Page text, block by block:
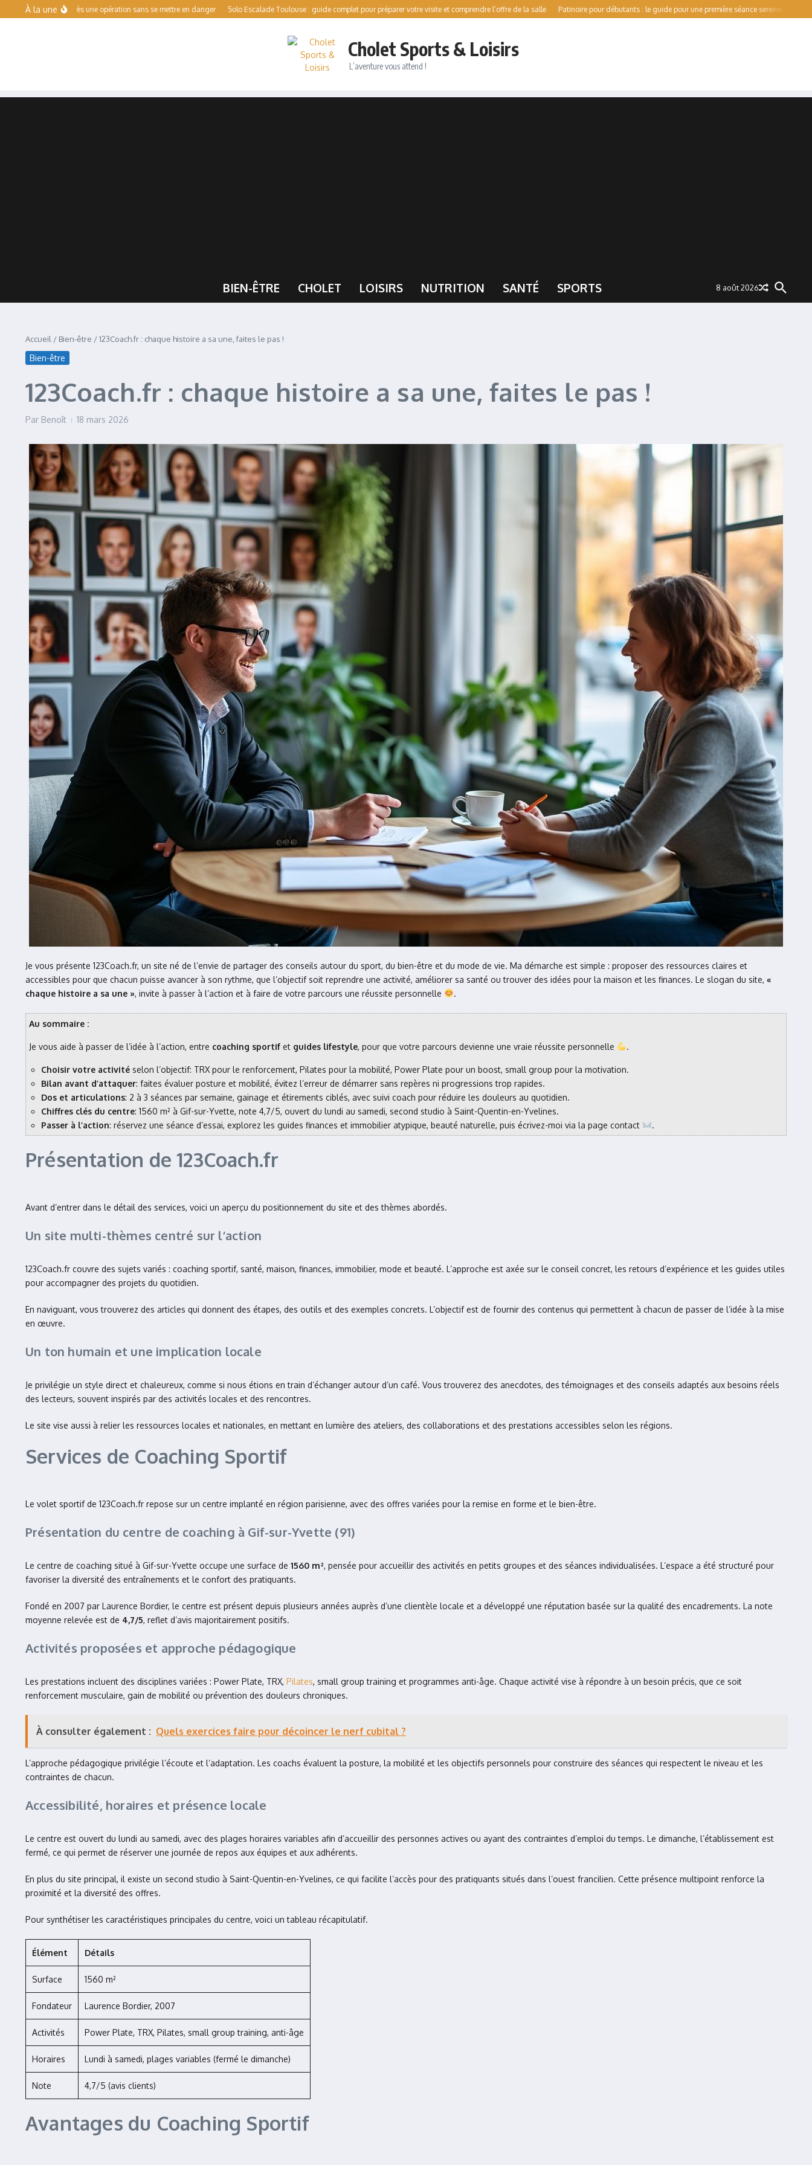
Aller au contenu
À la une
le sport après une opération sans se mettre en danger Solo Escalade Toulouse : guide complet pour préparer votre visite et comprendre l’offre de la salle Patinoire pour débutants : le guide pour une première séance sereine Val de Forme
Cholet Sports & Loisirs
L’aventure vous attend !
BIEN-ÊTRE CHOLET LOISIRS NUTRITION SANTÉ SPORTS 8 août 2026
Accueil / Bien-être /123Coach.fr : chaque histoire a sa une, faites le pas !
Bien-être
123Coach.fr : chaque histoire a sa une, faites le pas !
Par Benoît 18 mars 2026
Je vous présente 123Coach.fr, un site né de l’envie de partager des conseils autour du sport, du bien-être et du mode de vie. Ma démarche est simple : proposer des ressources claires et
accessibles pour que chacun puisse avancer à son rythme, que l’objectif soit reprendre une activité, améliorer sa santé ou trouver des idées pour la maison et les finances. Le slogan du site, «
chaque histoire a sa une », invite à passer à l’action et à faire de votre parcours une réussite personnelle .
Au sommaire :
Je vous aide à passer de l’idée à l’action, entre coaching sportif et guides lifestyle, pour que votre parcours devienne une vraie réussite personnelle .
Choisir votre activité selon l’objectif: TRX pour le renforcement, Pilates pour la mobilité, Power Plate pour un boost, small group pour la motivation.
Bilan avant d’attaquer: faites évaluer posture et mobilité, évitez l’erreur de démarrer sans repères ni progressions trop rapides.
Dos et articulations: 2 à 3 séances par semaine, gainage et étirements ciblés, avec suivi coach pour réduire les douleurs au quotidien.
Chiffres clés du centre: 1560 m² à Gif-sur-Yvette, note 4,7/5, ouvert du lundi au samedi, second studio à Saint-Quentin-en-Yvelines.
Passer à l’action: réservez une séance d’essai, explorez les guides finances et immobilier atypique, beauté naturelle, puis écrivez-moi via la page contact .
Présentation de 123Coach.fr
Avant d’entrer dans le détail des services, voici un aperçu du positionnement du site et des thèmes abordés.
Un site multi-thèmes centré sur l’action
123Coach.fr couvre des sujets variés : coaching sportif, santé, maison, finances, immobilier, mode et beauté. L’approche est axée sur le conseil concret, les retours d’expérience et les guides utiles
pour accompagner des projets du quotidien.
En naviguant, vous trouverez des articles qui donnent des étapes, des outils et des exemples concrets. L’objectif est de fournir des contenus qui permettent à chacun de passer de l’idée à la mise
en œuvre.
Un ton humain et une implication locale
Je privilégie un style direct et chaleureux, comme si nous étions en train d’échanger autour d’un café. Vous trouverez des anecdotes, des témoignages et des conseils adaptés aux besoins réels
des lecteurs, souvent inspirés par des activités locales et des rencontres.
Le site vise aussi à relier les ressources locales et nationales, en mettant en lumière des ateliers, des collaborations et des prestations accessibles selon les régions.
Services de Coaching Sportif
Le volet sportif de 123Coach.fr repose sur un centre implanté en région parisienne, avec des offres variées pour la remise en forme et le bien-être.
Présentation du centre de coaching à Gif-sur-Yvette (91)
Le centre de coaching situé à Gif-sur-Yvette occupe une surface de 1560 m², pensée pour accueillir des activités en petits groupes et des séances individualisées. L’espace a été structuré pour
favoriser la diversité des entraînements et le confort des pratiquants.
Fondé en 2007 par Laurence Bordier, le centre est présent depuis plusieurs années auprès d’une clientèle locale et a développé une réputation basée sur la qualité des encadrements. La note
moyenne relevée est de 4,7/5, reflet d’avis majoritairement positifs.
Activités proposées et approche pédagogique
Les prestations incluent des disciplines variées : Power Plate, TRX, Pilates, small group training et programmes anti-âge. Chaque activité vise à répondre à un besoin précis, que ce soit
renforcement musculaire, gain de mobilité ou prévention des douleurs chroniques.
À consulter également : Quels exercices faire pour décoincer le nerf cubital ?
L’approche pédagogique privilégie l’écoute et l’adaptation. Les coachs évaluent la posture, la mobilité et les objectifs personnels pour construire des séances qui respectent le niveau et les
contraintes de chacun.
Accessibilité, horaires et présence locale
Le centre est ouvert du lundi au samedi, avec des plages horaires variables afin d’accueillir des personnes actives ou ayant des contraintes d’emploi du temps. Le dimanche, l’établissement est
fermé, ce qui permet de réserver une journée de repos aux équipes et aux adhérents.
En plus du site principal, il existe un second studio à Saint-Quentin-en-Yvelines, ce qui facilite l’accès pour des pratiquants situés dans l’ouest francilien. Cette présence multipoint renforce la
proximité et la diversité des offres.
Pour synthétiser les caractéristiques principales du centre, voici un tableau récapitulatif.
Élément Détails
Surface 1560 m²
Fondateur Laurence Bordier, 2007
Activités Power Plate, TRX, Pilates, small group training, anti-âge
Horaires Lundi à samedi, plages variables (fermé le dimanche)
Note 4,7/5 (avis clients)
Avantages du Coaching Sportif